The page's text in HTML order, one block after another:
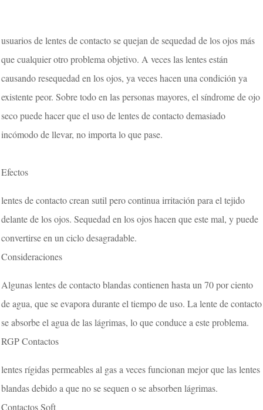
usuarios de lentes de contacto se quejan de sequedad de los ojos más
que cualquier otro problema objetivo. A veces las lentes están
causando resequedad en los ojos, ya veces hacen una condición ya
existente peor. Sobre todo en las personas mayores, el síndrome de ojo
seco puede hacer que el uso de lentes de contacto demasiado
incómodo de llevar, no importa lo que pase.
Efectos
lentes de contacto crean sutil pero continua irritación para el tejido
delante de los ojos. Sequedad en los ojos hacen que este mal, y puede
convertirse en un ciclo desagradable.
Consideraciones
Algunas lentes de contacto blandas contienen hasta un 70 por ciento
de agua, que se evapora durante el tiempo de uso. La lente de contacto
se absorbe el agua de las lágrimas, lo que conduce a este problema.
RGP Contactos
lentes rígidas permeables al gas a veces funcionan mejor que las lentes
blandas debido a que no se sequen o se absorben lágrimas.
Contactos Soft